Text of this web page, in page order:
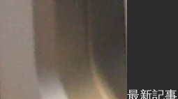
最新記事